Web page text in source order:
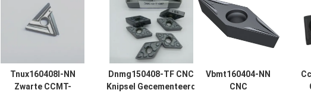
Tnux160408l-NN
Zwarte CCMT-
Dnmg150408-TF CNC
Knipsel Gecementeerd
Vbmt160404-NN
CNC